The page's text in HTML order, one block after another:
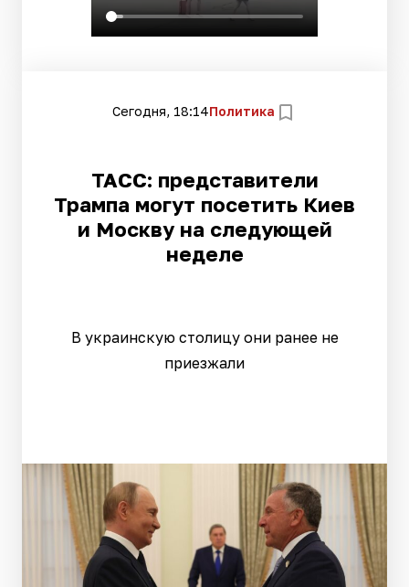
Сегодня, 18:14Политика
ТАСС: представители
Трампа могут посетить Киев
и Москву на следующей
неделе
В украинскую столицу они ранее не
приезжали